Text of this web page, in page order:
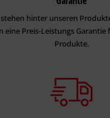
hinter unseren
eine Preis-Leistungs Garantie
Produkte.